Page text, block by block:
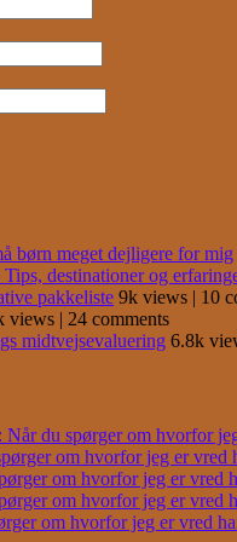
børn meget dejligere for mig
destinationer og
pakkeliste 9k views | 10
views | 24 comments
midtvejsevaluering 6.8k
Når du spørger om hvorfor
om hvorfor jeg er vred
om hvorfor jeg er vred
om hvorfor jeg er vred
om hvorfor jeg er vred